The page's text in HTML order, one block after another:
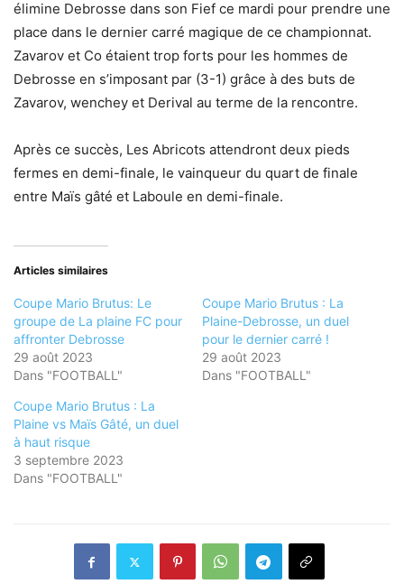
élimine Debrosse dans son Fief ce mardi pour prendre une
place dans le dernier carré magique de ce championnat.
Zavarov et Co étaient trop forts pour les hommes de
Debrosse en s’imposant par (3-1) grâce à des buts de
Zavarov, wenchey et Derival au terme de la rencontre.
Après ce succès, Les Abricots attendront deux pieds
fermes en demi-finale, le vainqueur du quart de finale
entre Maïs gâté et Laboule en demi-finale.
Articles similaires
Coupe Mario Brutus: Le
groupe de La plaine FC pour
affronter Debrosse
29 août 2023
Dans "FOOTBALL"
Coupe Mario Brutus : La
Plaine-Debrosse, un duel
pour le dernier carré !
29 août 2023
Dans "FOOTBALL"
Coupe Mario Brutus : La
Plaine vs Maïs Gâté, un duel
à haut risque
3 septembre 2023
Dans "FOOTBALL"